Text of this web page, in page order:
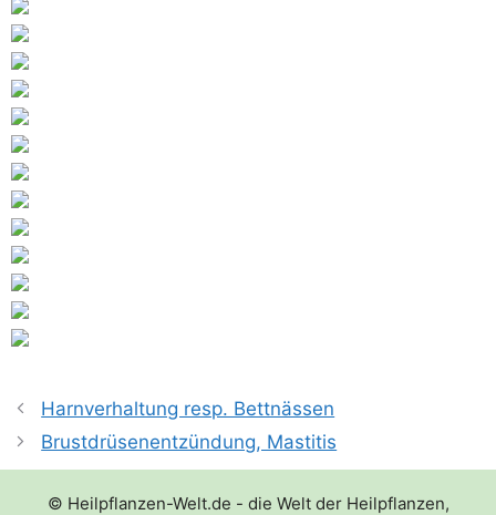
Harnverhaltung resp. Bettnässen
Brustdrüsenentzündung, Mastitis
© Heilpflanzen-Welt.de - die Welt der Heilpflanzen,